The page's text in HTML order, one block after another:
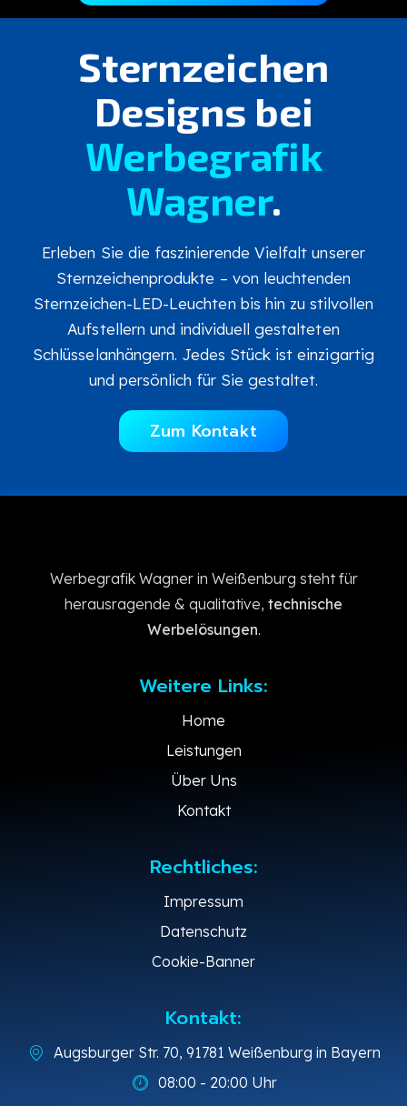
Sternzeichen
Designs bei
Werbegrafik
Wagner.
Erleben Sie die faszinierende Vielfalt unserer
Sternzeichenprodukte – von leuchtenden
Sternzeichen-LED-Leuchten bis hin zu stilvollen
Aufstellern und individuell gestalteten
Schlüsselanhängern. Jedes Stück ist einzigartig
und persönlich für Sie gestaltet.
Zum Kontakt
Werbegrafik Wagner in Weißenburg steht für
herausragende & qualitative, technische
Werbelösungen.
Weitere Links:
Home
Leistungen
Über Uns
Kontakt
Rechtliches:
Impressum
Datenschutz
Cookie-Banner
Kontakt:
Augsburger Str. 70, 91781 Weißenburg in Bayern
08:00 - 20:00 Uhr